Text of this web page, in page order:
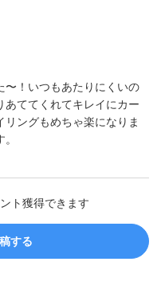
〜！いつもあたりにくいの
あててくれてキレイにカー
ングもめちゃ楽になりま
ト獲得できます
する